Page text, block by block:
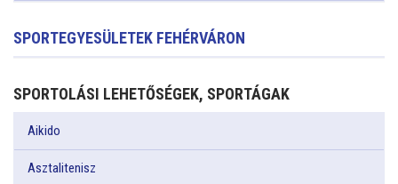
SPORTEGYESÜLETEK FEHÉRVÁRON
SPORTOLÁSI LEHETŐSÉGEK, SPORTÁGAK
Aikido
Asztalitenisz